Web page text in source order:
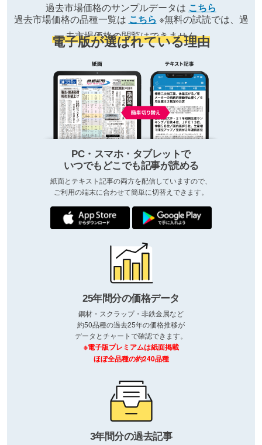
過去市場価格のサンプルデータは こちら
過去市場価格の品種一覧は こちら ※無料の試読では、過
去市場価格の閲覧はできません
電子版が選ばれている理由
PC・スマホ・タブレットで
いつでもどこでも記事が読める
紙面とテキスト記事の両方を配信していますので、
ご利用の端末に合わせて簡単に切替えできます。
25年間分の価格データ
鋼材・スクラップ・非鉄金属など
約50品種の過去25年の価格推移が
データとチャートで確認できます。
※電子版プレミアムは紙面掲載
ほぼ全品種の約240品種
3年間分の過去記事